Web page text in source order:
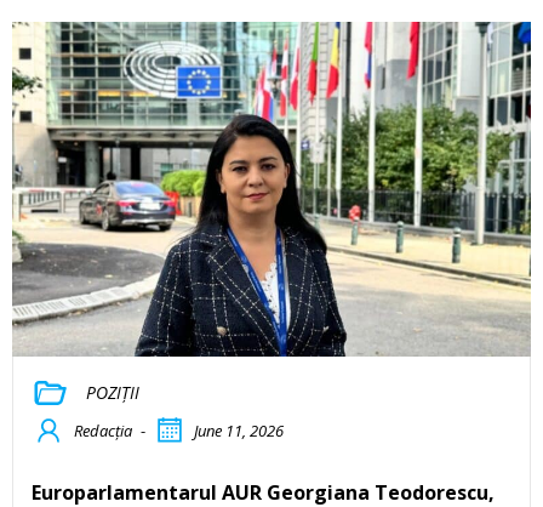
POZIȚII
Redacția - June 11, 2026
Europarlamentarul AUR Georgiana Teodorescu,